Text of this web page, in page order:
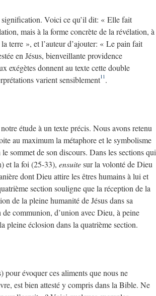
signification. Voici ce qu’il dit: « Elle fait
mais à la forme concrète de la révélation, à
terre », et l’auteur d’ajouter: « Le pain fait
en Jésus, bienveillante providence
exégètes donnent au texte cette double
varient sensiblement11.
étude à un texte précis. Nous avons retenu
au maximum la métaphore et le symbolisme
sommet de son discours. Dans les sections qui
et la foi (25-33), ensuitesur la volonté de Dieu
dont Dieu attire les êtres humains à lui et
section souligne que la réception de la
de la pleine humanité de Jésus dans sa
communion, d’union avec Dieu, à peine
pleine éclosion dans la quatrième section.
pour évoquer ces aliments que nous ne
est bien attesté y compris dans la Bible. Ne